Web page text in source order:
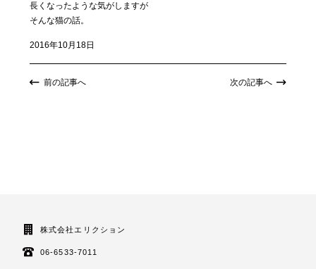
長くなったような気がしますが
そんな猫の話。
2016年10月18日
前の記事へ 次の記事へ
株式会社エリクション
06-6533-7011